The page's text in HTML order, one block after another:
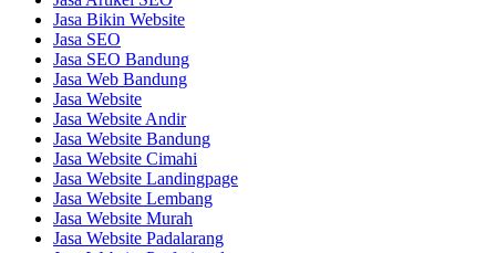
Jasa Bikin Website
Jasa SEO
Jasa SEO Bandung
Jasa Web Bandung
Jasa Website
Jasa Website Andir
Jasa Website Bandung
Jasa Website Cimahi
Jasa Website Landingpage
Jasa Website Lembang
Jasa Website Murah
Jasa Website Padalarang